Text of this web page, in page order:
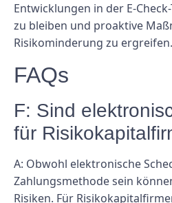
Entwicklungen in der E-
zu bleiben und proaktive
Risikominderung zu ergreifen.
FAQs
F: Sind
für
A: Obwohl elektronische
Zahlungsmethode sein
Risiken. Für